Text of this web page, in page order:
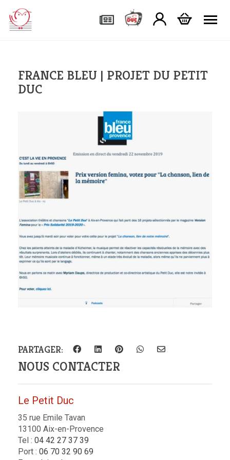
FRANCE BLEU | PROJET DU PETIT
DUC
PARTAGER:
NOUS CONTACTER
Le Petit Duc
35 rue Emile Tavan
13100 Aix-en-Provence
Tel : 04 42 27 37 39
Port : 06 70 32 90 69